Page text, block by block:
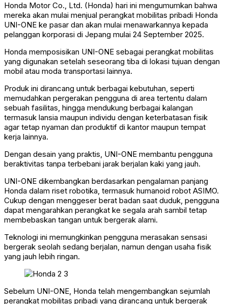
Honda Motor Co., Ltd. (Honda) hari ini mengumumkan bahwa
mereka akan mulai menjual perangkat mobilitas pribadi Honda
UNI-ONE ke pasar dan akan mulai menawarkannya kepada
pelanggan korporasi di Jepang mulai 24 September 2025.
Honda memposisikan UNI-ONE sebagai perangkat mobilitas
yang digunakan setelah seseorang tiba di lokasi tujuan dengan
mobil atau moda transportasi lainnya.
Produk ini dirancang untuk berbagai kebutuhan, seperti
memudahkan pergerakan pengguna di area tertentu dalam
sebuah fasilitas, hingga mendukung berbagai kalangan
termasuk lansia maupun individu dengan keterbatasan fisik
agar tetap nyaman dan produktif di kantor maupun tempat
kerja lainnya.
Dengan desain yang praktis, UNI-ONE membantu pengguna
beraktivitas tanpa terbebani jarak berjalan kaki yang jauh.
UNI-ONE dikembangkan berdasarkan pengalaman panjang
Honda dalam riset robotika, termasuk humanoid robot ASIMO.
Cukup dengan menggeser berat badan saat duduk, pengguna
dapat mengarahkan perangkat ke segala arah sambil tetap
membebaskan tangan untuk bergerak alami.
Teknologi ini memungkinkan pengguna merasakan sensasi
bergerak seolah sedang berjalan, namun dengan usaha fisik
yang jauh lebih ringan.
Sebelum UNI-ONE, Honda telah mengembangkan sejumlah
perangkat mobilitas pribadi yang dirancang untuk bergerak